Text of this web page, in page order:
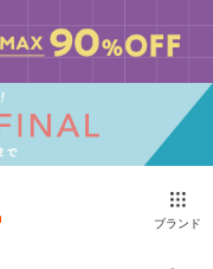
ブランド